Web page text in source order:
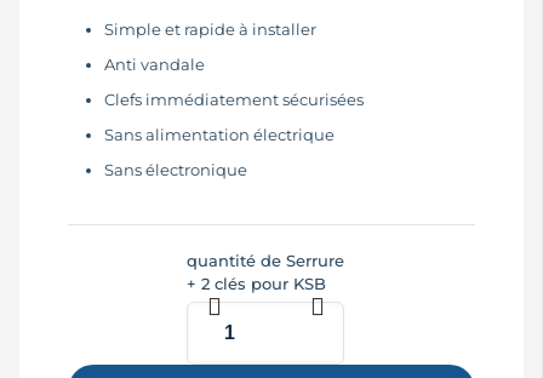
Simple et rapide à installer
Anti vandale
Clefs immédiatement sécurisées
Sans alimentation électrique
Sans électronique
quantité de Serrure
+ 2 clés pour KSB